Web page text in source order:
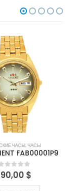
ЧАСЫ,ЧАСЫ
FAB00001P9
out of 5
$